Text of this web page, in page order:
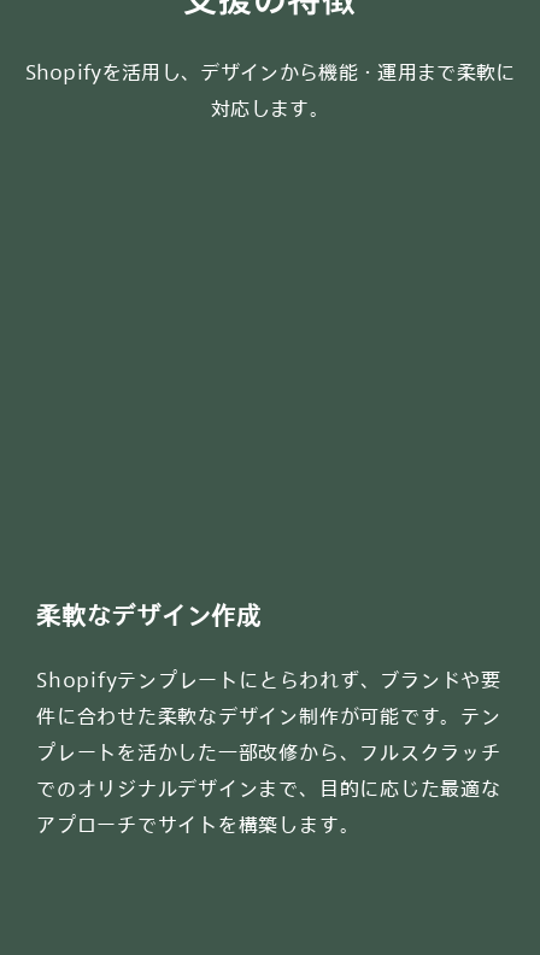
Shopifyを活用し、デザインから機能・運用まで柔軟に
対応します。
柔軟なデザイン作成
Shopifyテンプレートにとらわれず、ブランドや要
件に合わせた柔軟なデザイン制作が可能です。テン
プレートを活かした一部改修から、フルスクラッチ
でのオリジナルデザインまで、目的に応じた最適な
アプローチでサイトを構築します。